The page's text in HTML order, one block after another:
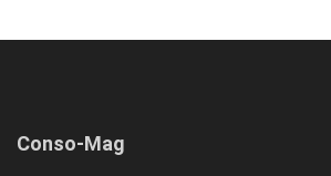
Conso-Mag